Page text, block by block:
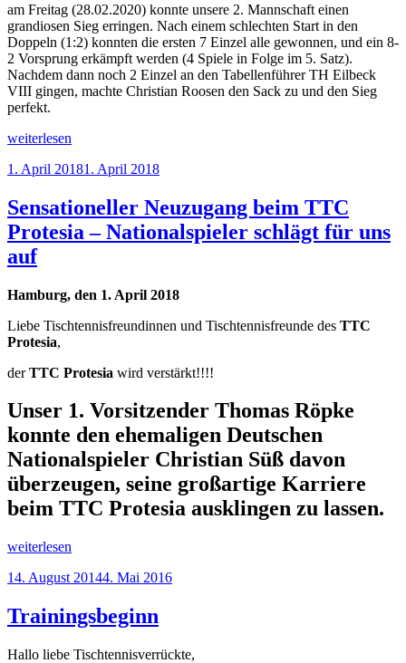
am Freitag (28.02.2020) konnte unsere 2. Mannschaft einen
grandiosen Sieg erringen. Nach einem schlechten Start in den
Doppeln (1:2) konnten die ersten 7 Einzel alle gewonnen, und ein 8-
2 Vorsprung erkämpft werden (4 Spiele in Folge im 5. Satz).
Nachdem dann noch 2 Einzel an den Tabellenführer TH Eilbeck
VIII gingen, machte Christian Roosen den Sack zu und den Sieg
perfekt.
„TTC
2
den
Tabellenführer
Eilbeck“
weiterlesen
Veröffentlicht
1. April 20181. April 2018
Sensationeller Neuzugang beim TTC
Protesia – Nationalspieler schlägt für uns
auf
Hamburg, den 1. April 2018
Liebe Tischtennisfreundinnen und Tischtennisfreunde des TTC
Protesia,
derTTC Protesia wird verstärkt!!!!
Unser 1. Vorsitzender Thomas Röpke
konnte den ehemaligen Deutschen
Nationalspieler Christian Süß davon
überzeugen, seine großartige Karriere
beim TTC Protesia ausklingen zu lassen.
„Sensationeller
beim
Protesia
–
weiterlesen
Veröffentlicht
14. August 20144. Mai 2016
Trainingsbeginn
Hallo liebe Tischtennisverrückte,